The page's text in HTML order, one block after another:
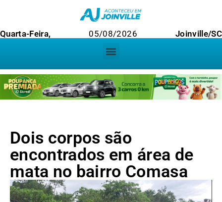
Quarta-Feira, 05/08/2026 Joinville/SC
Dois corpos são
encontrados em área de
mata no bairro Comasa